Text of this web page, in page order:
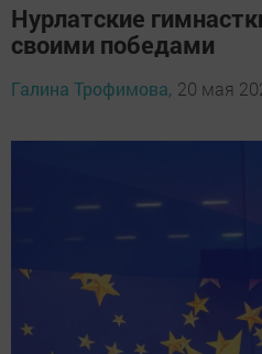
Нурлатские
своими победами
Галина Трофимова, 20 мая